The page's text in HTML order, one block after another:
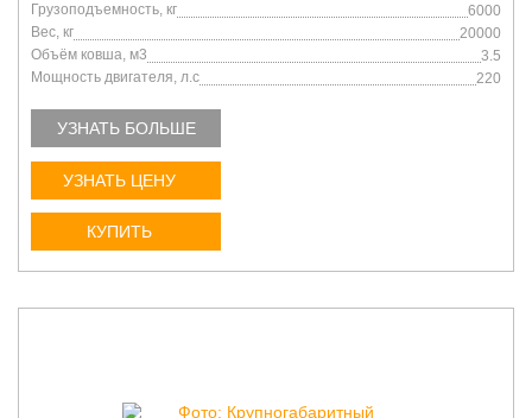
Грузоподъемность, кг
6000
Вес, кг
20000
Объём ковша, м3
3.5
Мощность двигателя, л.с
220
УЗНАТЬ БОЛЬШЕ
УЗНАТЬ ЦЕНУ
КУПИТЬ